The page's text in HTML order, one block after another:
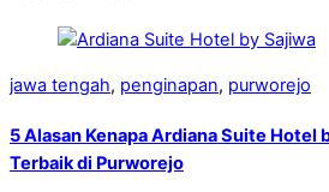
jawa tengah, penginapan, purworejo
5 Alasan Kenapa Ardiana Suite Hotel
Terbaik di Purworejo